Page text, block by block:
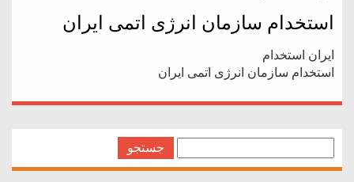
استخدام سازمان انرژی اتمی ایران
ایران استخدام
استخدام سازمان انرژی اتمی ایران